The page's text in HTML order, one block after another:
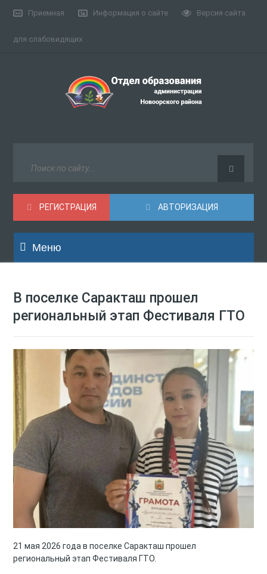
Приемная Информация о сайте Версия сайта
для слабовидящих
АВТОРИЗАЦИЯ
РЕГИСТРАЦИЯ
Меню
В поселке Саракташ прошел
региональный этап Фестиваля ГТО
21 мая 2026 года в поселке Саракташ прошел
региональный этап Фестиваля ГТО.